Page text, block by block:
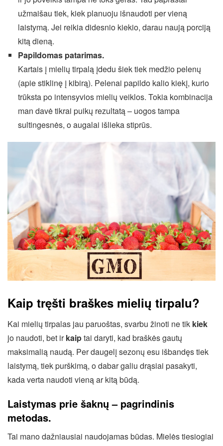
užmaišau tiek, kiek planuoju išnaudoti per vieną
laistymą. Jei reikia didesnio kiekio, darau naują porciją
kitą dieną.
Papildomas patarimas.
Kartais į mielių tirpalą įdedu šiek tiek medžio pelenų
(apie stiklinę į kibirą). Pelenai papildo kalio kiekį, kurio
trūksta po intensyvios mielių veiklos. Tokia kombinacija
man davė tikrai puikų rezultatą – uogos tampa
sultingesnės, o augalai išlieka stiprūs.
Kaip tręšti braškes mielių tirpalu?
Kai mielių tirpalas jau paruoštas, svarbu žinoti ne tik kiek
jo naudoti, bet irkaiptai daryti, kad braškės gautų
maksimalią naudą. Per daugelį sezonų esu išbandęs tiek
laistymą, tiek purškimą, o dabar galiu drąsiai pasakyti,
kada verta naudoti vieną ar kitą būdą.
Laistymas prie šaknų – pagrindinis
metodas.
Tai mano dažniausiai naudojamas būdas. Mielės tiesiogiai